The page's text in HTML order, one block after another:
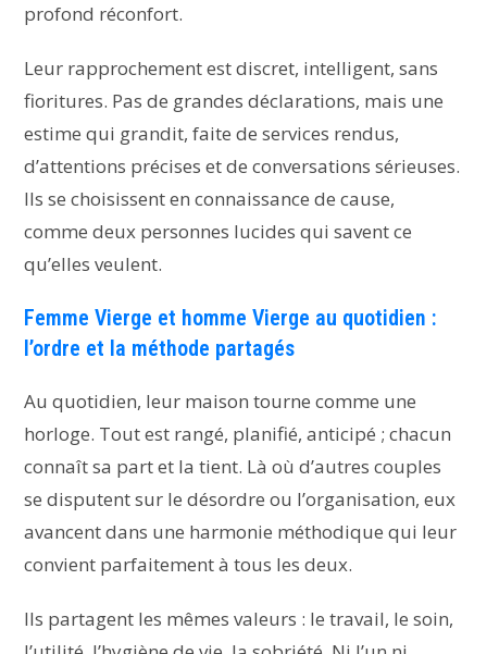
profond réconfort.
Leur rapprochement est discret, intelligent, sans
fioritures. Pas de grandes déclarations, mais une
estime qui grandit, faite de services rendus,
d’attentions précises et de conversations sérieuses.
Ils se choisissent en connaissance de cause,
comme deux personnes lucides qui savent ce
qu’elles veulent.
Femme Vierge et homme Vierge au quotidien :
l’ordre et la méthode partagés
Au quotidien, leur maison tourne comme une
horloge. Tout est rangé, planifié, anticipé ; chacun
connaît sa part et la tient. Là où d’autres couples
se disputent sur le désordre ou l’organisation, eux
avancent dans une harmonie méthodique qui leur
convient parfaitement à tous les deux.
Ils partagent les mêmes valeurs : le travail, le soin,